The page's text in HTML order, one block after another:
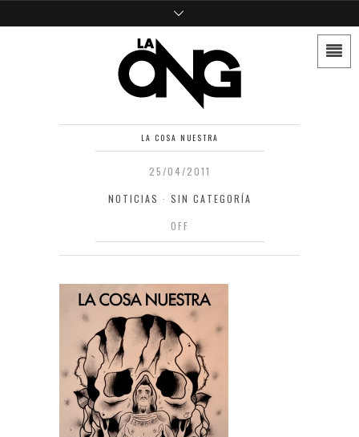
LA COSA NUESTRA
25/04/2011
NOTICIAS · SIN CATEGORÍA
OFF